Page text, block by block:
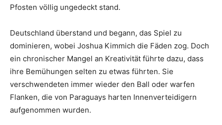
Pfosten völlig ungedeckt stand.
Deutschland überstand und begann, das Spiel zu
dominieren, wobei Joshua Kimmich die Fäden zog. Doch
ein chronischer Mangel an Kreativität führte dazu, dass
ihre Bemühungen selten zu etwas führten. Sie
verschwendeten immer wieder den Ball oder warfen
Flanken, die von Paraguays harten Innenverteidigern
aufgenommen wurden.